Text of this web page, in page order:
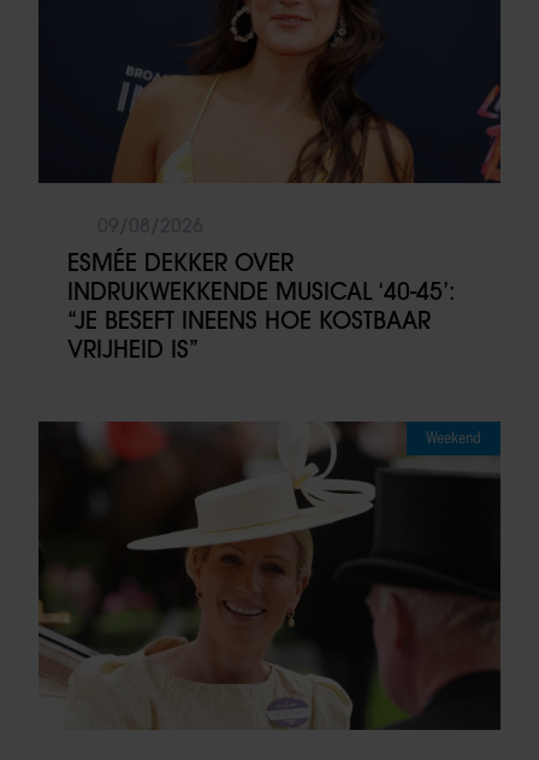
ESMÉE DEKKER OVER
INDRUKWEKKENDE MUSICAL ‘40-45’:
“JE BESEFT INEENS HOE KOSTBAAR
VRIJHEID IS”
Weekend